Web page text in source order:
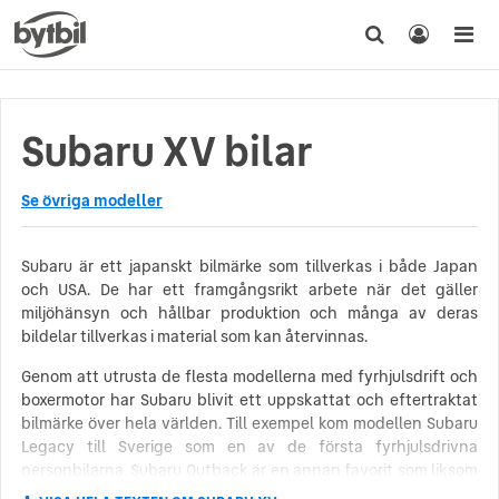
Subaru XV bilar
Se övriga modeller
Subaru är ett japanskt bilmärke som tillverkas i både Japan
och USA. De har ett framgångsrikt arbete när det gäller
miljöhänsyn och hållbar produktion och många av deras
bildelar tillverkas i material som kan återvinnas.
Genom att utrusta de flesta modellerna med fyrhjulsdrift och
boxermotor har Subaru blivit ett uppskattat och eftertraktat
bilmärke över hela världen. Till exempel kom modellen Subaru
Legacy till Sverige som en av de första fyrhjulsdrivna
personbilarna. Subaru Outback är en annan favorit som liksom
alla andra modeller är konstruerad med Subarus berömda